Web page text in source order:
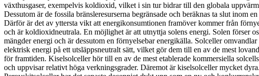
växthusgaser, exempelvis koldioxid, vilket i sin tur bidrar till den globala
Dessutom är de fossila bränsleresurserna begränsade och beräknas ta slut inom
Därför är det av yttersta vikt att energikonsumtionen framöver kommer från
och är koldioxidneutrala. En möjlighet är att utnyttja solens energi. Solen förser
mängder energi och är dessutom en förnyelsebar energikälla. Solceller
elektrisk energi på ett utsläppsneutralt sätt, vilket gör dem till en av de mest
för framtiden. Kiselsolceller hör till en av de mest etablerade kommersiella
och uppvisar relativt höga verkningsgrader. Däremot är kiselsolceller mycket dyra.